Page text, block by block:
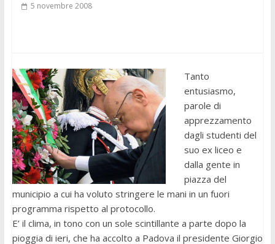
5 novembre 2008
Tanto
entusiasmo,
parole di
apprezzamento
dagli studenti del
suo ex liceo e
dalla gente in
piazza del
municipio a cui ha voluto stringere le mani in un fuori
programma rispetto al protocollo.
E’ il clima, in tono con un sole scintillante a parte dopo la
pioggia di ieri, che ha accolto a Padova il presidente Giorgio